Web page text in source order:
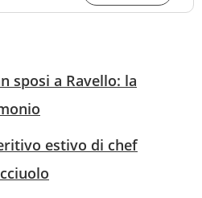
sposi a Ravello: la
estivo di chef